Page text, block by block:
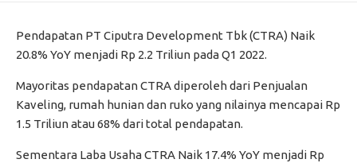
Pendapatan PT Ciputra Development Tbk (CTRA) Naik
20.8% YoY menjadi Rp 2.2 Triliun pada Q1 2022.
Mayoritas pendapatan CTRA diperoleh dari Penjualan
Kaveling, rumah hunian dan ruko yang nilainya mencapai Rp
1.5 Triliun atau 68% dari total pendapatan.
Sementara Laba Usaha CTRA Naik 17.4% YoY menjadi Rp